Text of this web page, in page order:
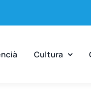
Cul­tu­ra